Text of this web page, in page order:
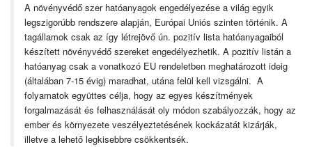
A növényvédő szer hatóanyagok engedélyezése a világ egyik
legszigorúbb rendszere alapján, Európai Uniós szinten történik. A
tagállamok csak az így létrejövő ún. pozitív lista hatóanyagaiból
készített növényvédő szereket engedélyezhetik. A pozitív listán a
hatóanyag csak a vonatkozó EU rendeletben meghatározott ideig
(általában 7-15 évig) maradhat, utána felül kell vizsgálni. A
folyamatok együttes célja, hogy az egyes készítmények
forgalmazását és felhasználását oly módon szabályozzák, hogy az
ember és környezete veszélyeztetésének kockázatát kizárják,
illetve a lehető legkisebbre csökkentsék.